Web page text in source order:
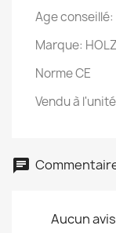
Age
Marque:
Norme CE
Vendu à l'unité
Aucun